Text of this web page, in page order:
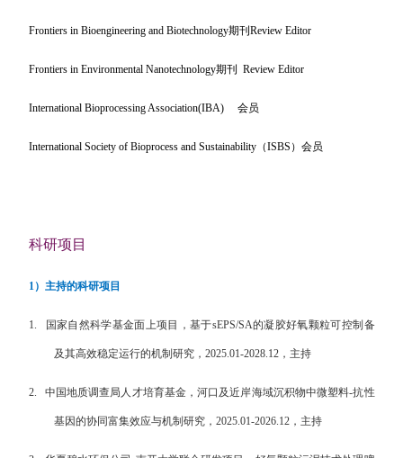
Frontiers in Bioengineering and Biotechnology期刊 Review Editor
Frontiers in Environmental Nanotechnology期刊 Review Editor
International Bioprocessing Association(IBA) 会员
International Society of Bioprocess and Sustainability（ISBS ）会员
科研项目
1）主持的科研项目
1. 国家自然科学基金面上项目，基于sEPS/SA的凝胶好氧颗粒可控制备
及其高效稳定运行的机制研究， 2025.01-2028.12，主持
2. 中国地质调查局人才培育基金，河口及近岸海域沉积物中微塑料-抗性
基因的协同富集效应与机制研究， 2025.01-2026.12，主持